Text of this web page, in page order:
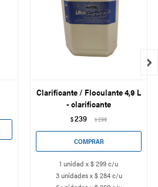
Clarificante / Floculante 4,9 L
- clarificante
$239 $299
1 unidad x $ 299 c/u
3 unidades x $ 284 c/u
